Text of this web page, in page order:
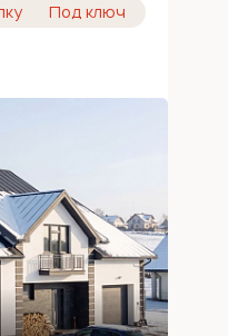
Под ключ